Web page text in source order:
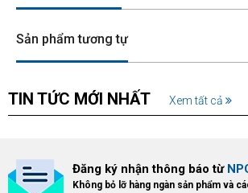
Sản phẩm tương tự
TIN TỨC MỚI NHẤT Xem tất cả
Đăng ký nhận thông báo từ
Không bỏ lỡ hàng ngàn sản phẩm và